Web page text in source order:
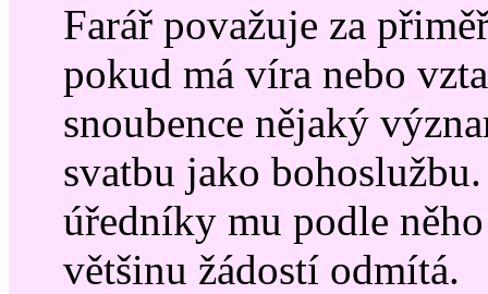
Farář považuje za
pokud má víra nebo
snoubence nějaký
svatbu jako
úředníky mu podle
většinu žádostí odmítá.